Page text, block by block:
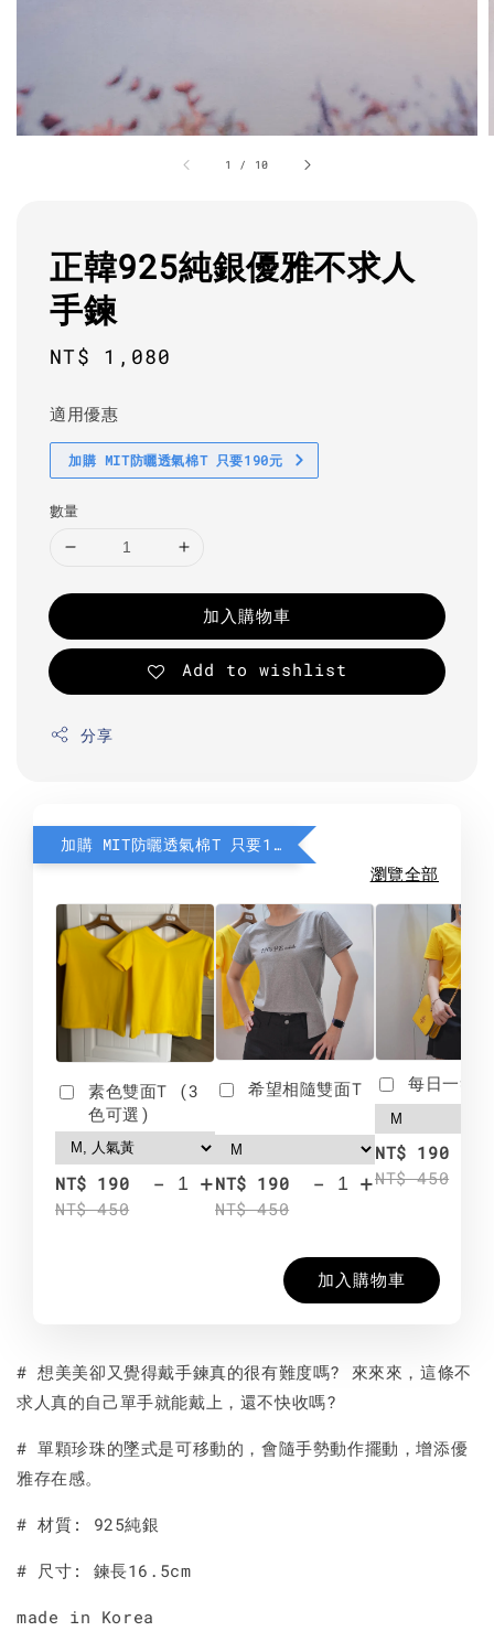
1 / 10
正韓925純銀優雅不求人
手鍊
Regular
NT$ 1,080
適用優惠
加購 MIT防曬透氣棉T 只要190元
數量
加入購物車
Add to wishlist
分享
加購 MIT防曬透氣棉T 只要190元
瀏覽全部
素色雙面T (3
色可選)
NT$ 190
NT$ 450
- +
希望相隨雙面T
NT$ 190
NT$ 450
- +
每日一笑
NT$ 190
NT$ 450
加入購物車
# 想美美卻又覺得戴手鍊真的很有難度嗎? 來來來，這條不
求人真的自己單手就能戴上，還不快收嗎?
# 單顆珍珠的墜式是可移動的，會隨手勢動作擺動，增添優
雅存在感。
# 材質: 925純銀
# 尺寸: 鍊長16.5cm
made in Korea